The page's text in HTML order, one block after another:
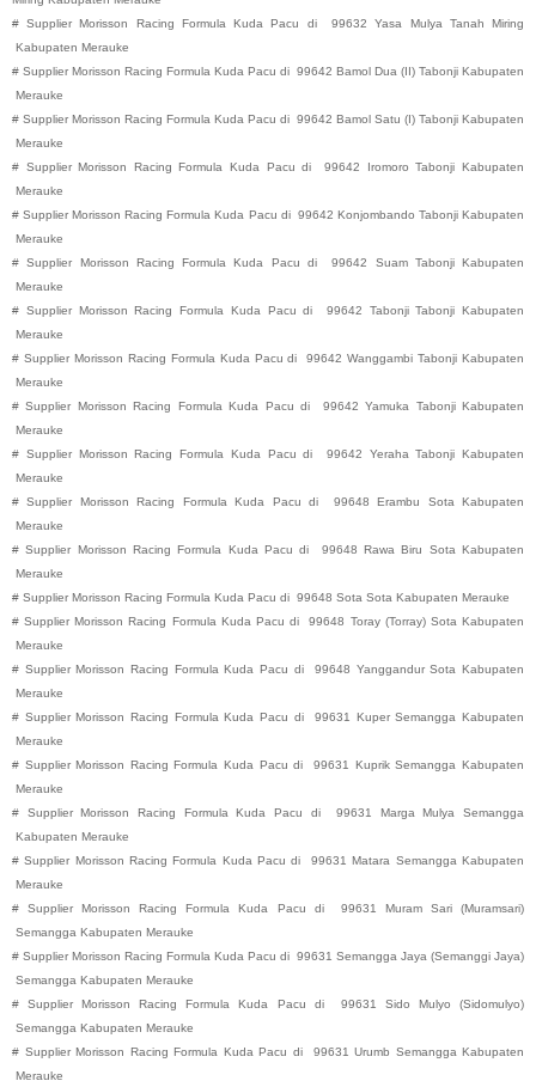
# Supplier Morisson Racing Formula Kuda Pacu di 99632 Yasa Mulya Tanah Miring
Kabupaten Merauke
# Supplier Morisson Racing Formula Kuda Pacu di 99642 Bamol Dua (II) Tabonji Kabupaten
Merauke
# Supplier Morisson Racing Formula Kuda Pacu di 99642 Bamol Satu (I) Tabonji Kabupaten
Merauke
# Supplier Morisson Racing Formula Kuda Pacu di 99642 Iromoro Tabonji Kabupaten
Merauke
# Supplier Morisson Racing Formula Kuda Pacu di 99642 Konjombando Tabonji Kabupaten
Merauke
# Supplier Morisson Racing Formula Kuda Pacu di 99642 Suam Tabonji Kabupaten
Merauke
# Supplier Morisson Racing Formula Kuda Pacu di 99642 Tabonji Tabonji Kabupaten
Merauke
# Supplier Morisson Racing Formula Kuda Pacu di 99642 Wanggambi Tabonji Kabupaten
Merauke
# Supplier Morisson Racing Formula Kuda Pacu di 99642 Yamuka Tabonji Kabupaten
Merauke
# Supplier Morisson Racing Formula Kuda Pacu di 99642 Yeraha Tabonji Kabupaten
Merauke
# Supplier Morisson Racing Formula Kuda Pacu di 99648 Erambu Sota Kabupaten
Merauke
# Supplier Morisson Racing Formula Kuda Pacu di 99648 Rawa Biru Sota Kabupaten
Merauke
# Supplier Morisson Racing Formula Kuda Pacu di 99648 Sota Sota Kabupaten Merauke
# Supplier Morisson Racing Formula Kuda Pacu di 99648 Toray (Torray) Sota Kabupaten
Merauke
# Supplier Morisson Racing Formula Kuda Pacu di 99648 Yanggandur Sota Kabupaten
Merauke
# Supplier Morisson Racing Formula Kuda Pacu di 99631 Kuper Semangga Kabupaten
Merauke
# Supplier Morisson Racing Formula Kuda Pacu di 99631 Kuprik Semangga Kabupaten
Merauke
#
Supplier Morisson Racing Formula Kuda Pacu di 99631 Marga Mulya
Semangga
Kabupaten Merauke
# Supplier Morisson Racing Formula Kuda Pacu di 99631 Matara Semangga Kabupaten
Merauke
#
Supplier Morisson Racing Formula Kuda Pacu di 99631
Muram Sari (Muramsari)
Semangga Kabupaten Merauke
# Supplier Morisson Racing Formula Kuda Pacu di 99631 Semangga Jaya (Semanggi Jaya)
Semangga Kabupaten Merauke
#
Supplier Morisson Racing Formula Kuda Pacu di 99631
Sido Mulyo (Sidomulyo)
Semangga Kabupaten Merauke
# Supplier Morisson Racing Formula Kuda Pacu di 99631 Urumb Semangga Kabupaten
Merauke